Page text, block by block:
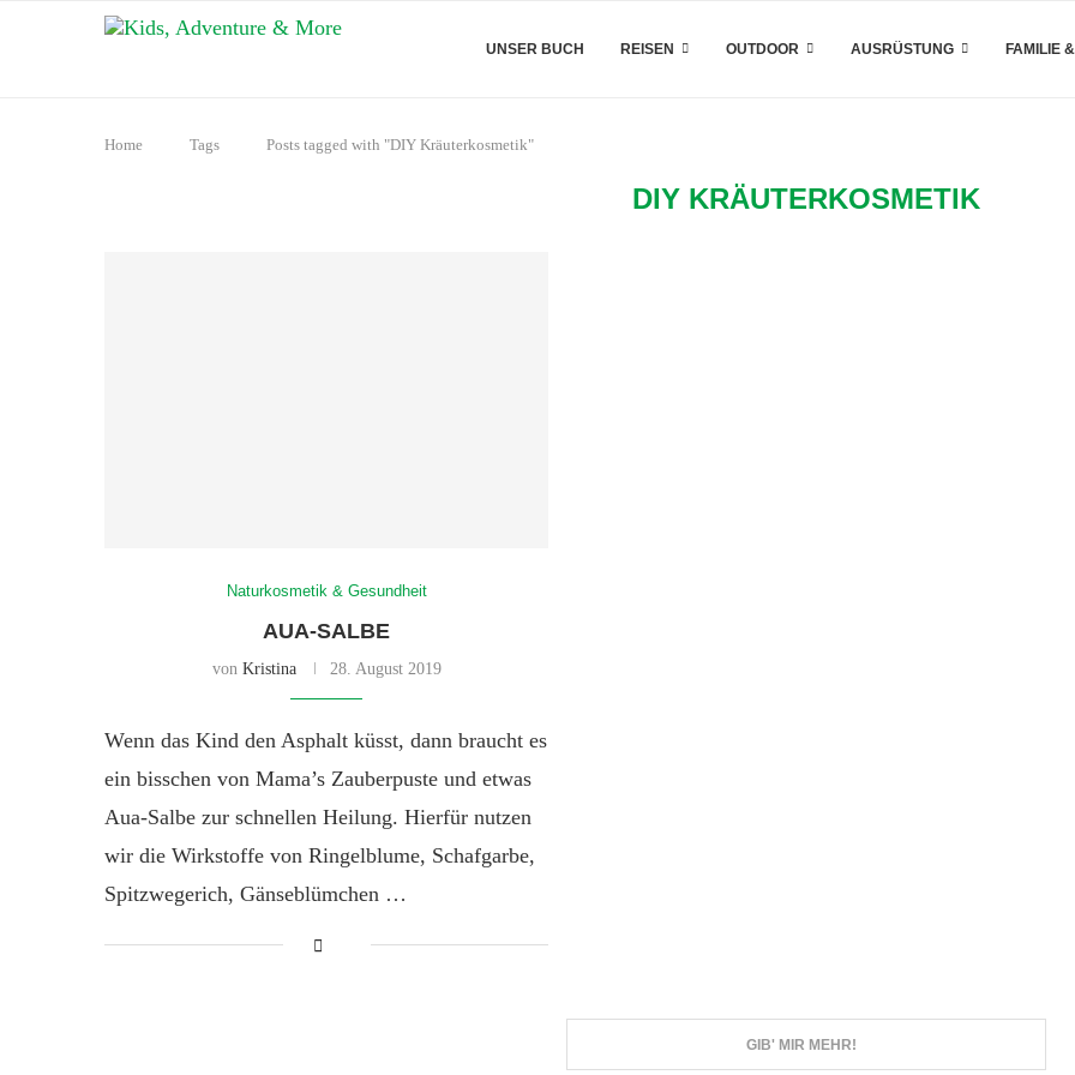
UNSER BUCH REISEN OUTDOOR AUSRÜSTUNG FAMILIE
Home Tags Posts tagged with "DIY Kräuterkosmetik"
DIY KRÄUTERKOSMETIK
Naturkosmetik & Gesundheit
AUA-SALBE
von Kristina 28. August 2019
Wenn das Kind den Asphalt küsst, dann braucht es
ein bisschen von Mama’s Zauberpuste und etwas
Aua-Salbe zur schnellen Heilung. Hierfür nutzen
wir die Wirkstoffe von Ringelblume, Schafgarbe,
Spitzwegerich, Gänseblümchen …
GIB' MIR MEHR!